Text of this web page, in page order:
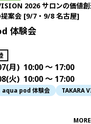
2026 サロンの価値
案会 [9/7・9/8 名古屋]
体験会
月) 10:00 〜 17:00
火) 10:00 〜 17:00
aqua pod 体験会 TAKARA
MORE